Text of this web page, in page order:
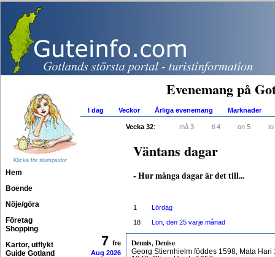
Klicka för slumpsidor
Hem
Boende
Nöje/göra
Företag
Shopping
Kartor, utflykt
Guide Gotland
Evenemang på
I dag Veckor Årliga evenemang Marknader
Vecka 32: må 3 ti 4 on 5 to
Väntans dagar
- Hur många dagar är det till...
1
Lördag
18
Lön, den 25 varje månad
7 fre
Aug 2026
Dennis, Denise
Georg Stiernhielm föddes 1598, Mata